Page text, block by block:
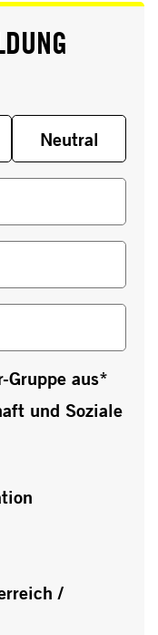
Neutral
Gruppe aus*
und Soziale
/